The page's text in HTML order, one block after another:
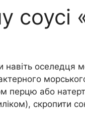
соусі
навіть оселедця
перцю або
скропити